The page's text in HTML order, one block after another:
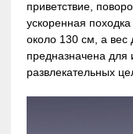
приветствие,
ускоренная
около 130 см, а вес
предназначена для
развлекательных